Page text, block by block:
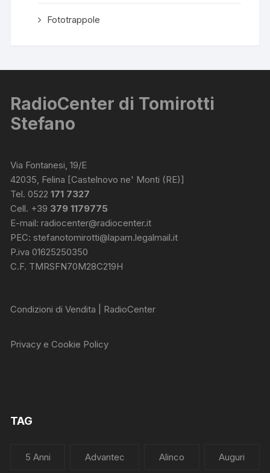
Fototrappole
RadioCenter di Tomirotti
Stefano
Via Fontanesi, 19/E
42035, Felina [Castelnovo ne' Monti (RE)]
Tel. 0522171 7327
Cell. +39 379 1179775
E-mail:radiocenter@radiocenter.it
PEC:stefanotomirotti@lapam.legalmail.it
P.iva 01625250350
C.F. TMRSFN70M28C219H
Condizioni di Vendita | RadioCenter
Privacy e Cookie Policy
TAG
5 Anni Advantec Alinco Auguri